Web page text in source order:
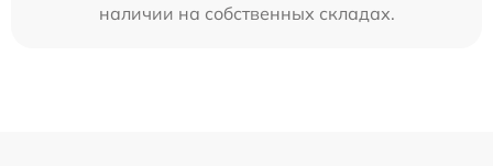
наличии на собственных складах.